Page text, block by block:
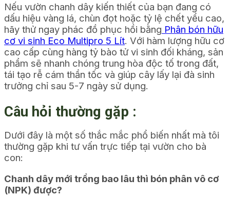
Nếu vườn chanh dây kiến thiết của bạn đang có
dấu hiệu vàng lá, chùn đọt hoặc tỷ lệ chết yểu cao,
hãy thử ngay phác đồ phục hồi bằng Phân bón hữu
cơ vi sinh Eco Multipro 5 Lít. Với hàm lượng hữu cơ
cao cấp cùng hàng tỷ bào tử vi sinh đối kháng, sản
phẩm sẽ nhanh chóng trung hòa độc tố trong đất,
tái tạo rễ cám thần tốc và giúp cây lấy lại đà sinh
trưởng chỉ sau 5-7 ngày sử dụng.
Câu hỏi thường gặp :
Dưới đây là một số thắc mắc phổ biến nhất mà tôi
thường gặp khi tư vấn trực tiếp tại vườn cho bà
con:
Chanh dây mới trồng bao lâu thì bón phân vô cơ
(NPK) được?